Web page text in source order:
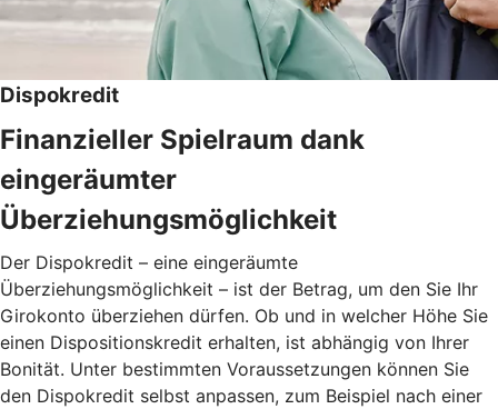
Dispokredit
Finanzieller Spielraum dank
eingeräumter
Überziehungsmöglichkeit
Der Dispokredit – eine eingeräumte
Überziehungsmöglichkeit – ist der Betrag, um den Sie Ihr
Girokonto überziehen dürfen. Ob und in welcher Höhe Sie
einen Dispositionskredit erhalten, ist abhängig von Ihrer
Bonität. Unter bestimmten Voraussetzungen können Sie
den Dispokredit selbst anpassen, zum Beispiel nach einer